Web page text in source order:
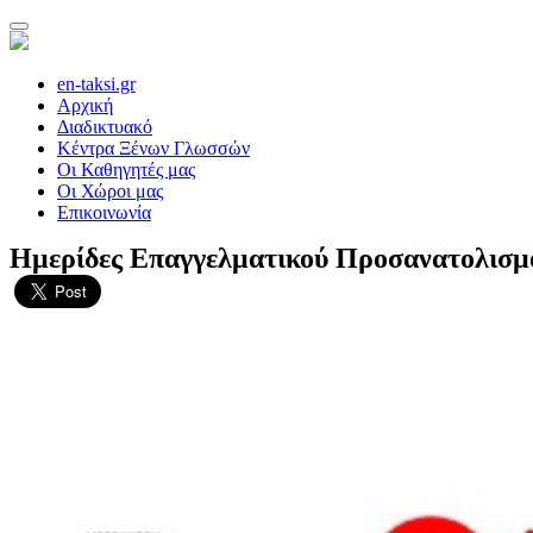
en-taksi.gr
Αρχική
Διαδικτυακό
Κέντρα Ξένων Γλωσσών
Οι Καθηγητές μας
Οι Χώροι μας
Επικοινωνία
Ημερίδες Επαγγελματικού